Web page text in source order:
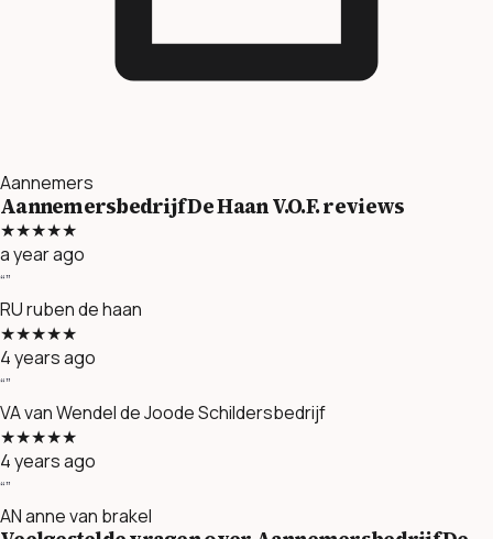
Aannemers
Aannemersbedrijf De Haan V.O.F. reviews
★★★★★
a year ago
“”
RUruben de haan
★★★★★
4 years ago
“”
VAvan Wendel de Joode Schildersbedrijf
★★★★★
4 years ago
“”
ANanne van brakel